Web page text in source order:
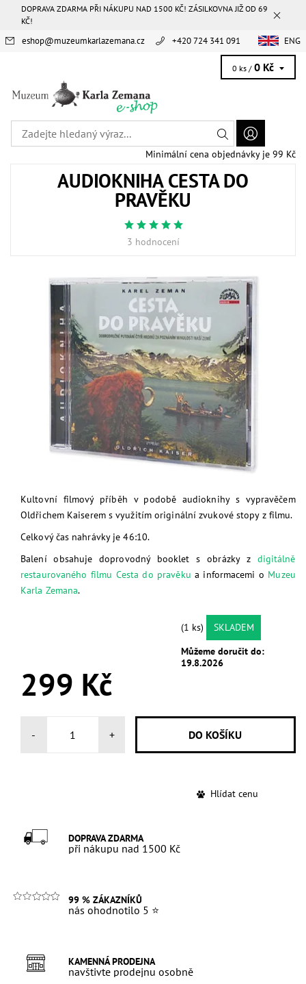
DOPRAVA ZDARMA PŘI NÁKUPU NAD 1500 KČ! ZÁSILKOVNA JIŽ OD 69
KČ!
+420 724 341 091
eshop@muzeumkarlazemana.cz ENG
0 ks / 0 Kč
Minimální cena objednávky je 99 Kč
AUDIOKNIHA CESTA DO
PRAVĚKU
3 hodnocení
Kultovní filmový příběh v podobě audioknihy s vypravěčem
Oldřichem Kaiserem s využitím originální zvukové stopy z filmu.
Celkový čas nahrávky je 46:10.
Balení obsahuje doprovodný booklet s obrázky z digitálně
restaurovaného filmu Cesta do pravěku a informacemi o Muzeu
Karla Zemana.
(1 ks)
SKLADEM
Můžeme doručit do:
19.8.2026
299 Kč
- +
Hlídat cenu
DOPRAVA ZDARMA
při nákupu nad 1500 Kč
99 % ZÁKAZNÍKŮ
nás ohodnotilo 5 ⭐
KAMENNÁ PRODEJNA
navštivte prodejnu osobně